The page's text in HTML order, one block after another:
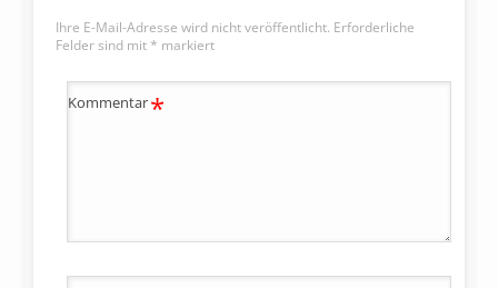
Ihre E-Mail-Adresse wird nicht veröffentlicht. Erforderliche
Felder sind mit * markiert
Kommentar*